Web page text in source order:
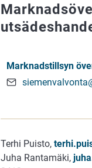
Marknadstillsyn
Terhi Puisto,
Juha Rantamäki,